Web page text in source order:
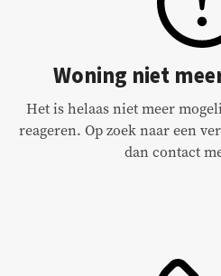
Woning niet
Het is helaas niet meer
reageren. Op zoek naar een
dan contact